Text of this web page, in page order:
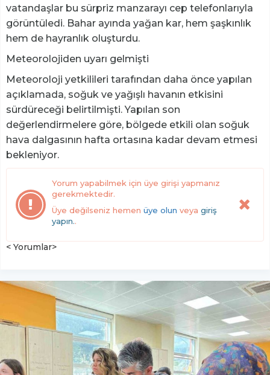
vatandaşlar bu sürpriz manzarayı cep telefonlarıyla
görüntüledi. Bahar ayında yağan kar, hem şaşkınlık
hem de hayranlık oluşturdu.
Meteorolojiden uyarı gelmişti
Meteoroloji yetkilileri tarafından daha önce yapılan
açıklamada, soğuk ve yağışlı havanın etkisini
sürdüreceği belirtilmişti. Yapılan son
değerlendirmelere göre, bölgede etkili olan soğuk
hava dalgasının hafta ortasına kadar devam etmesi
bekleniyor.
Yorum yapabilmek için üye girişi yapmanız
gerekmektedir.
Üye değilseniz hemen üye olun veya giriş
yapın..
< Yorumlar>